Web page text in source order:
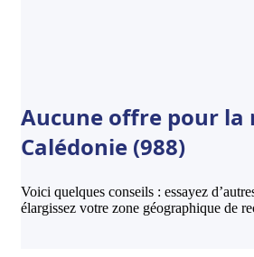
Aucune offre pour la
Calédonie (988)
Voici quelques conseils : essayez
élargissez votre zone géographique de